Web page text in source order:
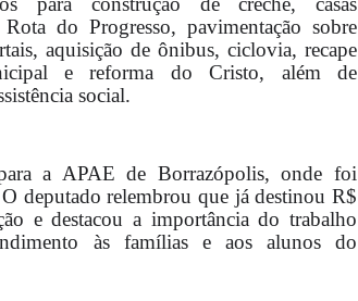
do Progresso, pavimentação sobre
aquisição de ônibus, ciclovia, recape
e reforma do Cristo, além de
social.
a APAE de Borrazópolis, onde foi
deputado relembrou que já destinou R$
e destacou a importância do trabalho
às famílias e aos alunos do